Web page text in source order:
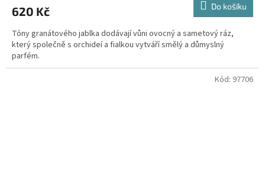
620 Kč Do košíku
Tóny granátového jablka dodávají vůni ovocný a sametový ráz,
který společně s orchideí a fialkou vytváří smělý a důmyslný
parfém.
Kód: 97706